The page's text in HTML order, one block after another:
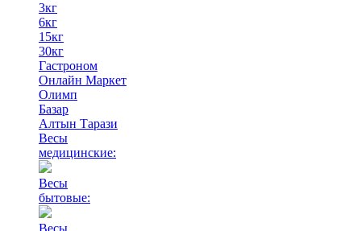
3кг
6кг
15кг
30кг
Гастроном
Онлайн Маркет
Олимп
Базар
Алтын Тарази
Весы
медицинские:
Весы
бытовые:
Весы